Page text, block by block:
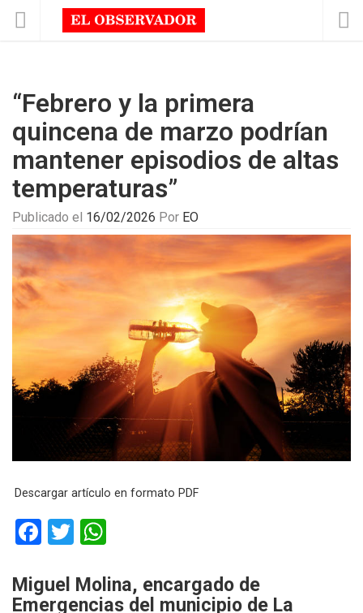
“Febrero y la primera
quincena de marzo podrían
mantener episodios de altas
temperaturas”
Publicado el 16/02/2026 Por EO
Descargar artículo en formato PDF
F
ce
T
tt at
Miguel Molina, encargado de
Emergencias del municipio de La